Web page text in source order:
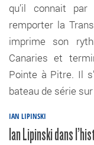
qu’il connait
remporter la
imprime son
Canaries et
Pointe à Pitre. Il
bateau de série
IAN LIPINSKI
Ian Lipinski dans